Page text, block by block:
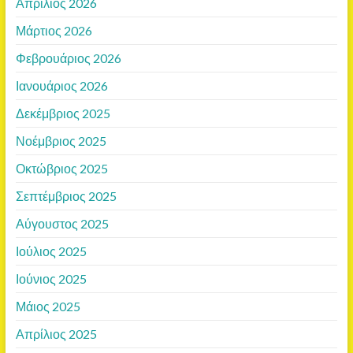
Μάρτιος 2026
Φεβρουάριος 2026
Ιανουάριος 2026
Δεκέμβριος 2025
Νοέμβριος 2025
Οκτώβριος 2025
Σεπτέμβριος 2025
Αύγουστος 2025
Ιούλιος 2025
Ιούνιος 2025
Μάιος 2025
Απρίλιος 2025